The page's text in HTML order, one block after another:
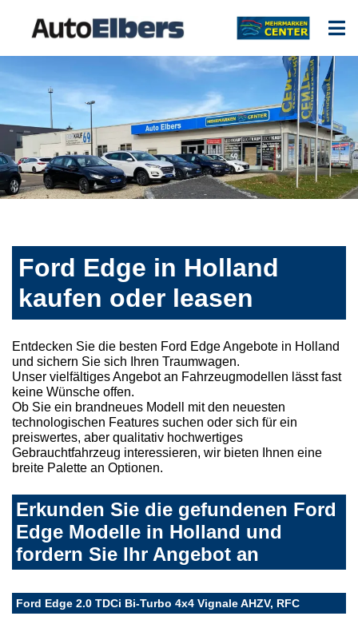
Ford Edge in Holland
kaufen oder leasen
Entdecken Sie die besten Ford Edge Angebote in Holland
und sichern Sie sich Ihren Traumwagen.
Unser vielfältiges Angebot an Fahrzeugmodellen lässt fast
keine Wünsche offen.
Ob Sie ein brandneues Modell mit den neuesten
technologischen Features suchen oder sich für ein
preiswertes, aber qualitativ hochwertiges
Gebrauchtfahrzeug interessieren, wir bieten Ihnen eine
breite Palette an Optionen.
Erkunden Sie die gefundenen Ford
Edge Modelle in Holland und
fordern Sie Ihr Angebot an
Ford Edge 2.0 TDCi Bi-Turbo 4x4 Vignale AHZV, RFC